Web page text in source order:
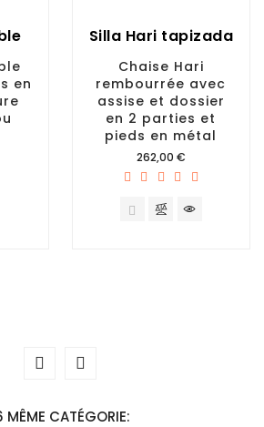
en
Silla Hari tapizada
Chaise Hari
rembourrée avec
assise et dossier
en 2 parties et
pieds en métal
Prix
262,00 €
MÊME CATÉGORIE: